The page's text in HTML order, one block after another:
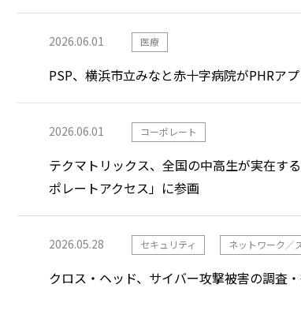
2026.06.01 医療
PSP、横浜市立みなと赤十字病院がPHRア
2026.06.01 コーポレート
テクマトリックス、全国の中高生が実在す
ポレートアクセス」に参画
2026.05.28 セキュリティ ネットワーク／
クロス・ヘッド、サイバー攻撃被害の調査